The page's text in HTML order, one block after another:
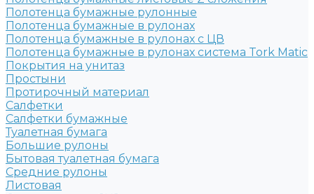
Полотенца бумажные рулонные
Полотенца бумажные в рулонах
Полотенца бумажные в рулонах с ЦВ
Полотенца бумажные в рулонах система Tork Matic
Покрытия на унитаз
Простыни
Протирочный материал
Салфетки
Салфетки бумажные
Туалетная бумага
Большие рулоны
Бытовая туалетная бумага
Средние рулоны
Листовая